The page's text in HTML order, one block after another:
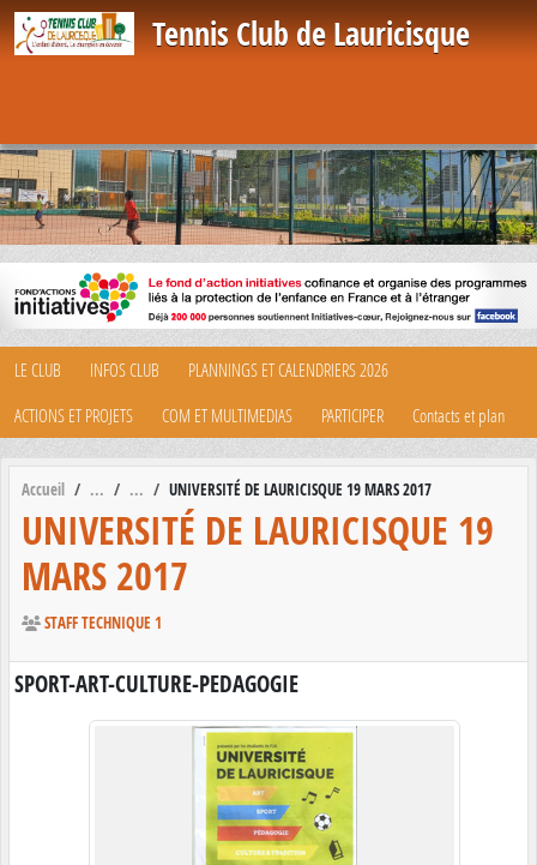
Tennis Club de Lauricisque
LE CLUB INFOS CLUB
PLANNINGS ET CALENDRIERS 2026
ACTIONS ET PROJETS
COM ET MULTIMEDIAS PARTICIPER Contacts et plan
Accueil UNIVERSITÉ DE LAURICISQUE 19 MARS 2017
UNIVERSITÉ DE LAURICISQUE 19
MARS 2017
STAFF TECHNIQUE 1
SPORT-ART-CULTURE-PEDAGOGIE
Panneau de gestion des cookies